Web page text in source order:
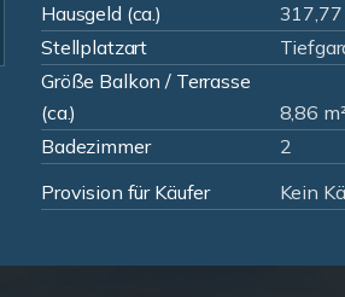
Hausgeld (ca.) 317,77
Stellplatzart
Größe Balkon / Terrasse
(ca.)
8,86
Badezimmer
2
Provision für Käufer
Kein